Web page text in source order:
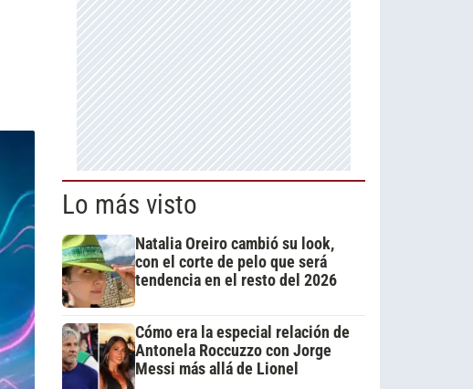
Lo más visto
Natalia Oreiro cambió su look,
con el corte de pelo que será
tendencia en el resto del 2026
Cómo era la especial relación de
Antonela Roccuzzo con Jorge
Messi más allá de Lionel